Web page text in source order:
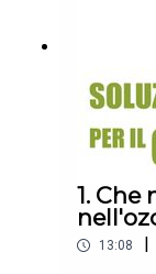
1. Che
13:08